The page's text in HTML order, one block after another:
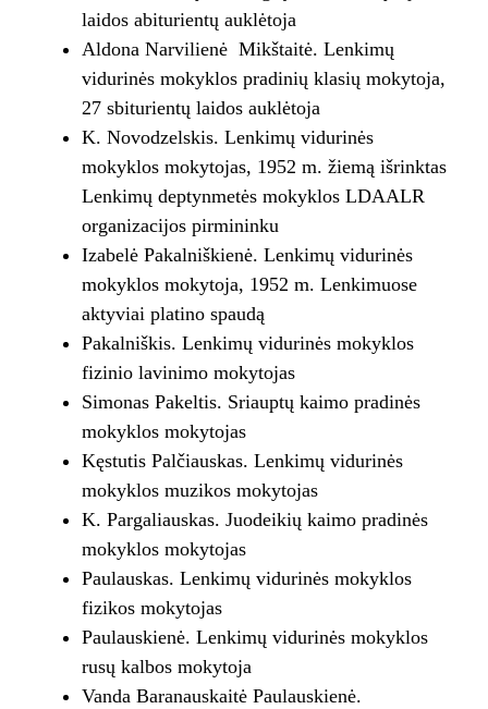
laidos abiturientų auklėtoja
Aldona Narvilienė Mikštaitė. Lenkimų
vidurinės mokyklos pradinių klasių mokytoja,
27 sbiturientų laidos auklėtoja
K. Novodzelskis. Lenkimų vidurinės
mokyklos mokytojas, 1952 m. žiemą išrinktas
Lenkimų deptynmetės mokyklos LDAALR
organizacijos pirmininku
Izabelė Pakalniškienė. Lenkimų vidurinės
mokyklos mokytoja, 1952 m. Lenkimuose
aktyviai platino spaudą
Pakalniškis. Lenkimų vidurinės mokyklos
fizinio lavinimo mokytojas
Simonas Pakeltis. Sriauptų kaimo pradinės
mokyklos mokytojas
Kęstutis Palčiauskas. Lenkimų vidurinės
mokyklos muzikos mokytojas
K. Pargaliauskas. Juodeikių kaimo pradinės
mokyklos mokytojas
Paulauskas. Lenkimų vidurinės mokyklos
fizikos mokytojas
Paulauskienė. Lenkimų vidurinės mokyklos
rusų kalbos mokytoja
Vanda Baranauskaitė Paulauskienė.